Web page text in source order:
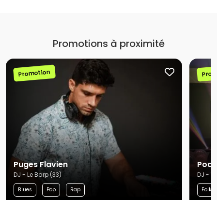
Promotions à proximité
Promotion
Puges Flavien
DJ - Le Barp (33)
Blues Pop Rap
DJ -
Folk